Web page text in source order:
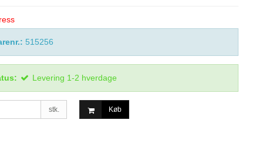
515256
Levering 1-2 hverdage
stk. Køb